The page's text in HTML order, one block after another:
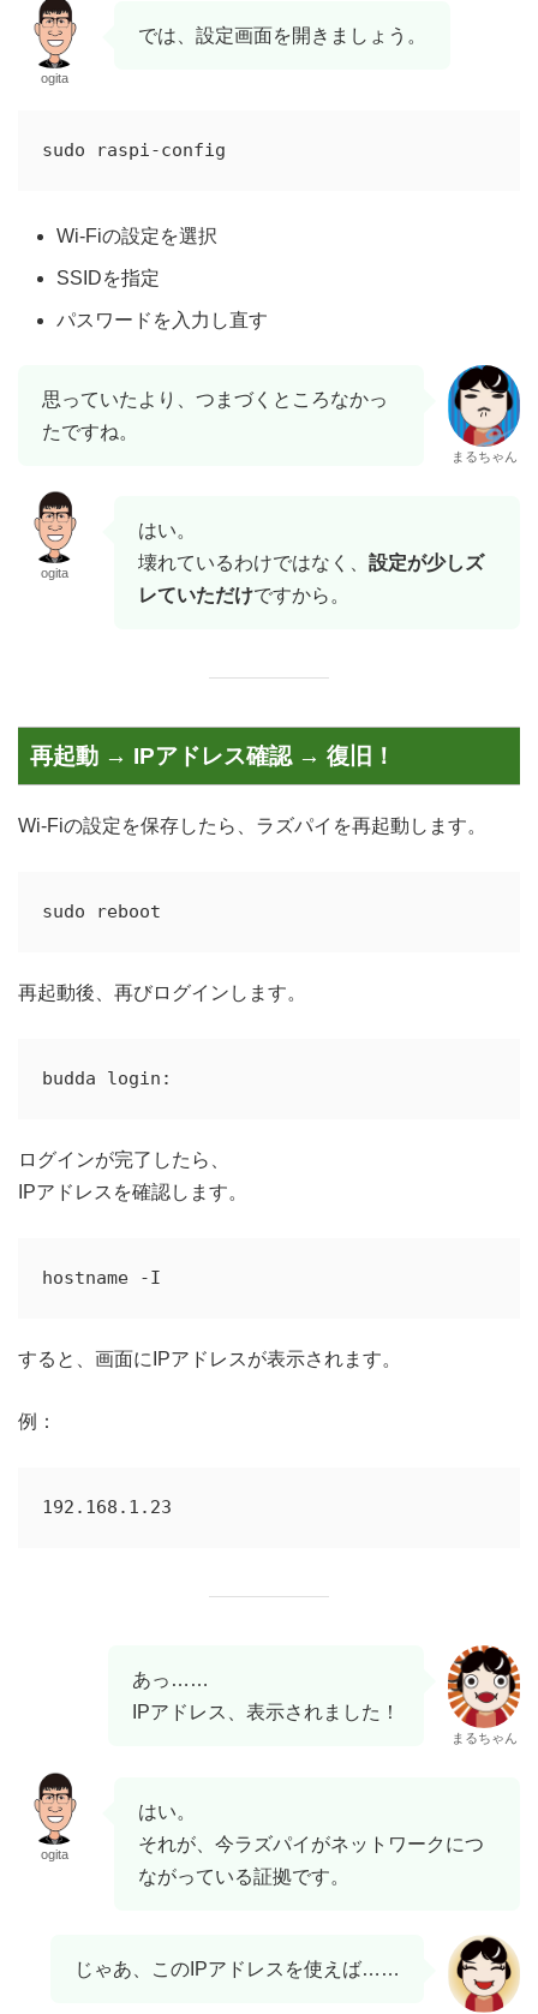
ogita
では、設定画面を開きましょう。
Wi-Fiの設定を選択
SSIDを指定
パスワードを入力し直す
思っていたより、つまづくところなかっ
たですね。
まるちゃん
ogita
はい。
壊れているわけではなく、 設定が少しズ
レていただけですから。
再起動 → IPアドレス確認 → 復旧！
Wi-Fiの設定を保存したら、ラズパイを再起動します。
再起動後、再びログインします。
ログインが完了したら、
IPアドレスを確認します。
すると、画面にIPアドレスが表示されます。
例：
あっ……
IPアドレス、表示されました！
まるちゃん
ogita
はい。
それが、今ラズパイがネットワークにつ
ながっている証拠です。
じゃあ、このIPアドレスを使えば……